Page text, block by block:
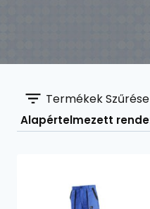
Termékek Szűrése